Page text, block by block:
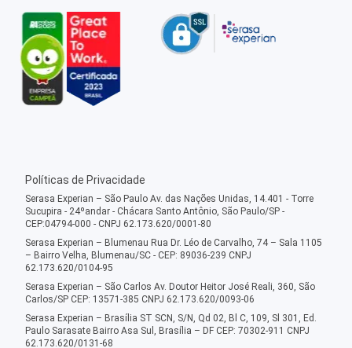
Políticas de Privacidade
Serasa Experian – São Paulo Av. das Nações Unidas, 14.401 - Torre
Sucupira - 24ºandar - Chácara Santo Antônio, São Paulo/SP -
CEP:04794-000 - CNPJ 62.173.620/0001-80
Serasa Experian – Blumenau Rua Dr. Léo de Carvalho, 74 – Sala 1105
– Bairro Velha, Blumenau/SC - CEP: 89036-239 CNPJ
62.173.620/0104-95
Serasa Experian – São Carlos Av. Doutor Heitor José Reali, 360, São
Carlos/SP CEP: 13571-385 CNPJ 62.173.620/0093-06
Serasa Experian – Brasília ST SCN, S/N, Qd 02, Bl C, 109, Sl 301, Ed.
Paulo Sarasate Bairro Asa Sul, Brasília – DF CEP: 70302-911 CNPJ
62.173.620/0131-68